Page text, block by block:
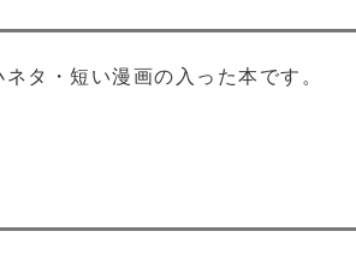
タ・短い漫画の入った本です。